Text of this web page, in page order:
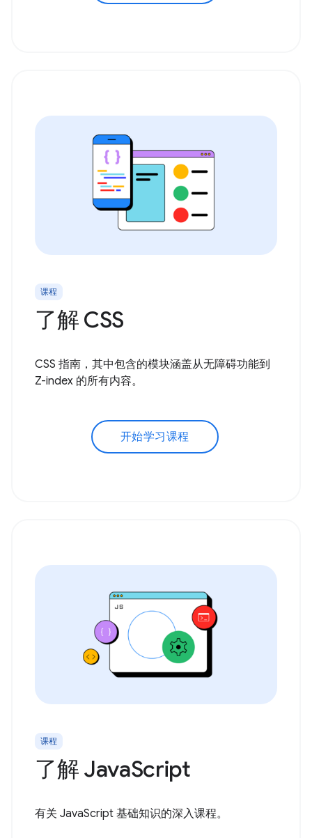
课程
了解 CSS
CSS 指南，其中包含的模块涵盖从无障碍功能到
Z-index 的所有内容。
开始学习课程
课程
了解 JavaScript
有关 JavaScript 基础知识的深入课程。